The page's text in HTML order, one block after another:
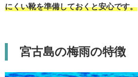
にくい靴を準備しておくと安心です。
宮古島の梅雨の特徴